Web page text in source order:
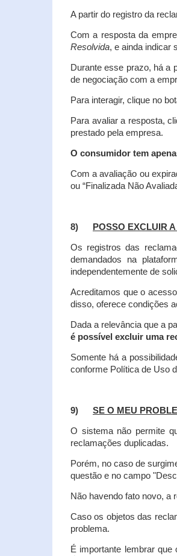
A partir do registro da
Com a resposta da
Resolvida, e ainda indicar
Durante esse prazo, há a
de negociação com a
Para interagir, clique no
Para avaliar a resposta,
prestado pela empresa.
O consumidor tem
Com a avaliação ou
ou “Finalizada Não
8) POSSO EXCLUIR
Os registros das
demandados na
independentemente de
Acreditamos que o
disso, oferece condições
Dada a relevância que a
é possível excluir uma
Somente há a
conforme Política de Uso
9) SE O MEU
O sistema não permite
reclamações duplicadas.
Porém, no caso de
questão e no campo
Não havendo fato novo, a
Caso os objetos das
problema.
É importante lembrar